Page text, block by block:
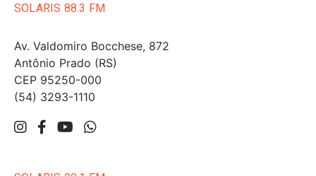
SOLARIS 88.3 FM
Av. Valdomiro Bocchese, 872
Antônio Prado (RS)
CEP 95250-000
(54) 3293-1110